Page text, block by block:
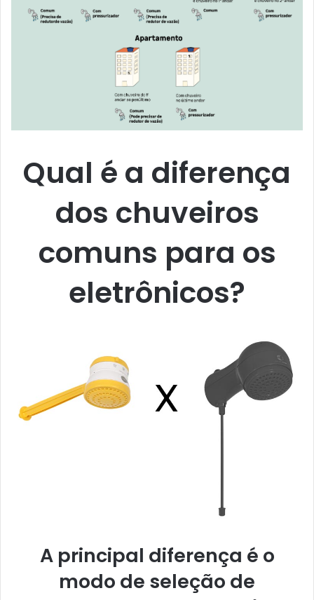
Qual é a diferença
dos chuveiros
comuns para os
eletrônicos?
A principal diferença é o
modo de seleção de